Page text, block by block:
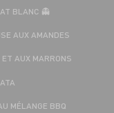
BLANC 👻
AUX AMANDES
AUX MARRONS
MÉLANGE BBQ